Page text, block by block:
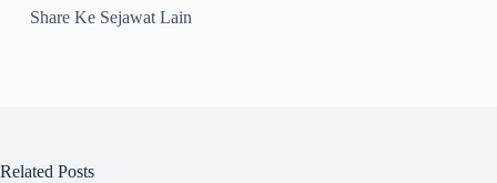
Share Ke Sejawat Lain
Related Posts